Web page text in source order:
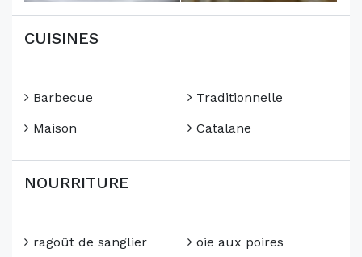
CUISINES
Barbecue
Maison
Traditionnelle
Catalane
NOURRITURE
ragoût de sanglier
oie aux poires